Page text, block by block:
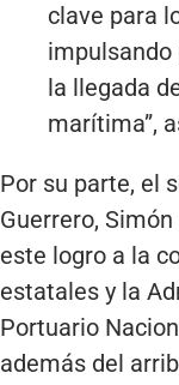
clave para
la llegada
marítima”,
Por su parte, el
Guerrero,
este logro a la
estatales y la
Portuario
además del